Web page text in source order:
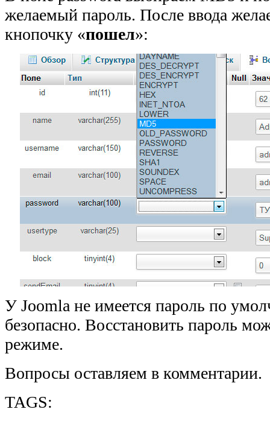
желаемый пароль. После ввода
кнопочку «пошел»:
У Joomla не имеется пароль по
безопасно. Восстановить пароль
режиме.
Вопросы оставляем в комментарии.
TAGS: